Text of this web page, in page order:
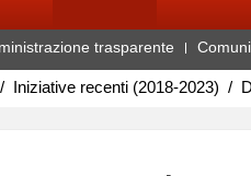
trasparente
Iniziative recenti (2018-2023)